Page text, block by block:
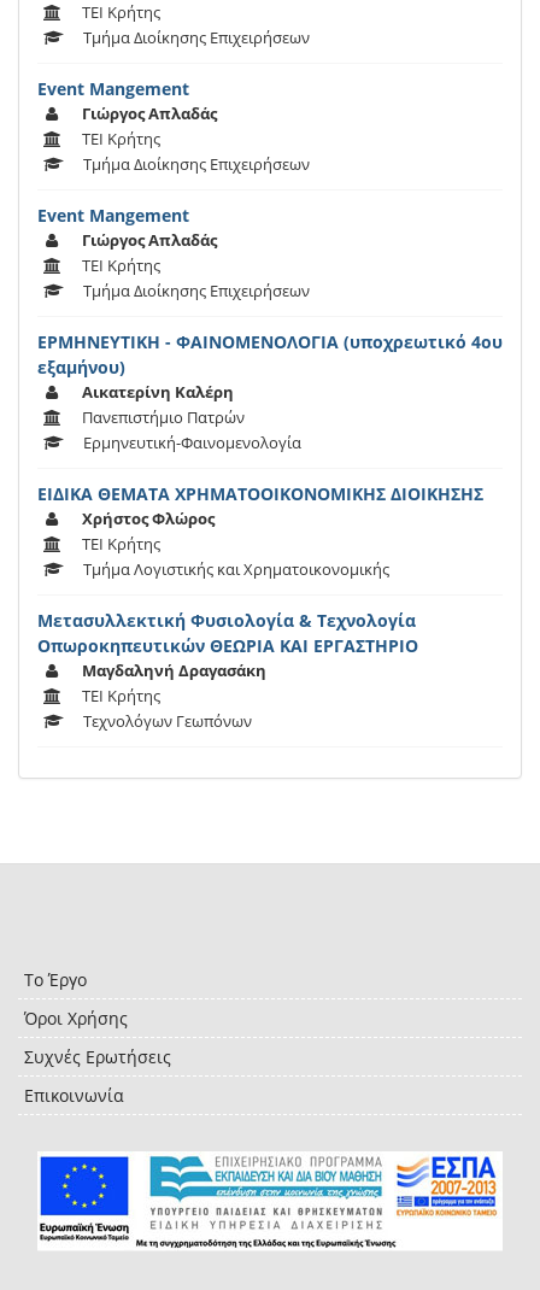
ΤΕΙ Κρήτης
Τμήμα Διοίκησης Επιχειρήσεων
Event Mangement
Γιώργος Απλαδάς
ΤΕΙ Κρήτης
Τμήμα Διοίκησης Επιχειρήσεων
Event Mangement
Γιώργος Απλαδάς
ΤΕΙ Κρήτης
Τμήμα Διοίκησης Επιχειρήσεων
ΕΡΜΗΝΕΥΤΙΚΗ - ΦΑΙΝΟΜΕΝΟΛΟΓΙΑ (υποχρεωτικό 4ου
εξαμήνου)
Αικατερίνη Καλέρη
Πανεπιστήμιο Πατρών
Ερμηνευτική-Φαινομενολογία
ΕΙΔΙΚΑ ΘΕΜΑΤΑ ΧΡΗΜΑΤΟΟΙΚΟΝΟΜΙΚΗΣ ΔΙΟΙΚΗΣΗΣ
Χρήστος Φλώρος
ΤΕΙ Κρήτης
Τμήμα Λογιστικής και Χρηματοικονομικής
Μετασυλλεκτική Φυσιολογία & Τεχνολογία
Οπωροκηπευτικών ΘΕΩΡΙΑ ΚΑΙ ΕΡΓΑΣΤΗΡΙΟ
Μαγδαληνή Δραγασάκη
ΤΕΙ Κρήτης
Τεχνολόγων Γεωπόνων
Το Έργο
Όροι Χρήσης
Συχνές Ερωτήσεις
Επικοινωνία